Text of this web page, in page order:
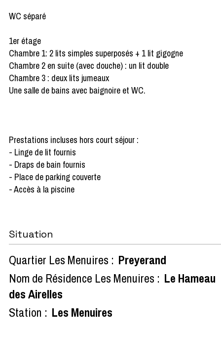
WC séparé
1er étage
Chambre 1: 2 lits simples superposés + 1 lit gigogne
Chambre 2 en suite (avec douche) : un lit double
Chambre 3 : deux lits jumeaux
Une salle de bains avec baignoire et WC.
Prestations incluses hors court séjour :
- Linge de lit fournis
- Draps de bain fournis
- Place de parking couverte
- Accès à la piscine
Situation
Quartier Les Menuires : Preyerand
Nom de Résidence Les Menuires : Le Hameau
des Airelles
Station : Les Menuires